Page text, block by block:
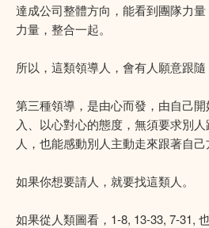
達成公司整體方向，能看到團隊力
力量，整合一起。
所以，這類領導人，會有人願意跟隨
第三種領導，是由心而發，由自己
入、以心對心的態度，無須要求別
人，也能感動別人主動走來跟著自己
如果你想要請人，就要找這類人。
如果從人類圖看，1-8, 13-33, 7-31,